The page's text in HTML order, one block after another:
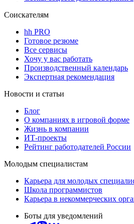
Соискателям
hh PRO
Готовое резюме
Все сервисы
Хочу у вас работать
Производственный календарь
Экспертная рекомендация
Новости и статьи
Блог
О компаниях в игровой форме
Жизнь в компании
ИТ-проекты
Рейтинг работодателей России
Молодым специалистам
Карьера для молодых
Школа программистов
Карьера в некоммерческих
Боты для уведомлений